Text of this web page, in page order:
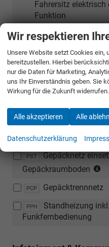
Fahrersitz
Funktion
(Nicht
in
Verbindung
mit:
[PST]
Gepäcknetz
einsetzbar
horizontal
über
Gepäckraumboden)
WDL
Fahrassistenz-
Spurhalteassistent
Emergency Assist
für
Automatik-
Getriebe)
Innen
PST
Gepäcknetz
Gepäckraumboden
PCP Gepäcktrennnetz
PPH
Standheizung inkl.
Funkfernbedienung
Wir respektieren
Unsere Website setzt Cookies ein,
bereitzustellen. Hierbei
nur die Daten für Marketing,
uns Ihr Einverständnis geben. Sie
Wirkung für die Zukunft widerrufen.
Alle akzeptieren Alle
Datenschutzerklärung